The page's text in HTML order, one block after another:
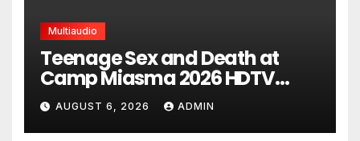
Multiaudio
Teenage Sex and Death at
Camp Miasma 2026 HDTV
UltraHD HEVC Full Movie DDP5.1
torrent
AUGUST 6, 2026 ADMIN